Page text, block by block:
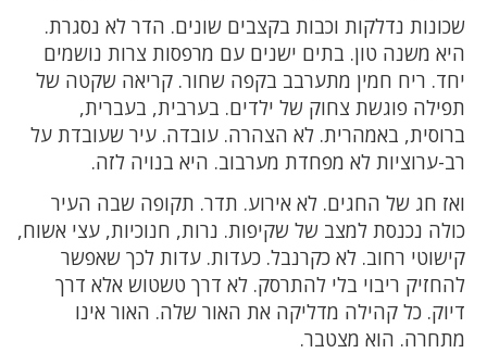
שכונות נדלקות וכבות בקצבים שונים. הדר לא נסגרת.
היא משנה טון. בתים ישנים עם מרפסות צרות נושמים
יחד. ריח חמין מתערבב בקפה שחור. קריאה שקטה של
תפילה פוגשת צחוק של ילדים. בערבית, בעברית,
ברוסית, באמהרית. לא הצהרה. עובדה. עיר שעובדת על
רב-ערוציות לא מפחדת מערבוב. היא בנויה לזה.
ואז חג של החגים. לא אירוע. תדר. תקופה שבה העיר
כולה נכנסת למצב של שקיפות. נרות, חנוכיות, עצי אשוח,
קישוטי רחוב. לא כקרנבל. כעדות. עדות לכך שאפשר
להחזיק ריבוי בלי להתרסק. לא דרך טשטוש אלא דרך
דיוק. כל קהילה מדליקה את האור שלה. האור אינו
מתחרה. הוא מצטבר.